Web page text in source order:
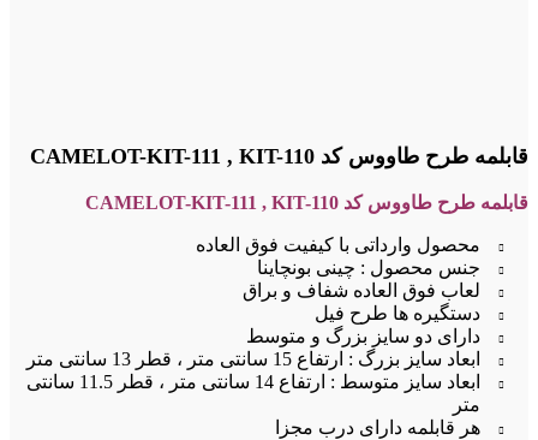
قابلمه طرح طاووس کد CAMELOT-KIT-111 , KIT-110
قابلمه طرح طاووس کد CAMELOT-KIT-111 , KIT-110
محصول وارداتی با کیفیت فوق العاده
جنس محصول : چینی بونچاینا
لعاب فوق العاده شفاف و براق
دستگیره ها طرح فیل
دارای دو سایز بزرگ و متوسط
ابعاد سایز بزرگ : ارتفاع 15 سانتی متر ، قطر 13 سانتی متر
ابعاد سایز متوسط : ارتفاع 14 سانتی متر ، قطر 11.5 سانتی
متر
هر قابلمه دارای درب مجزا